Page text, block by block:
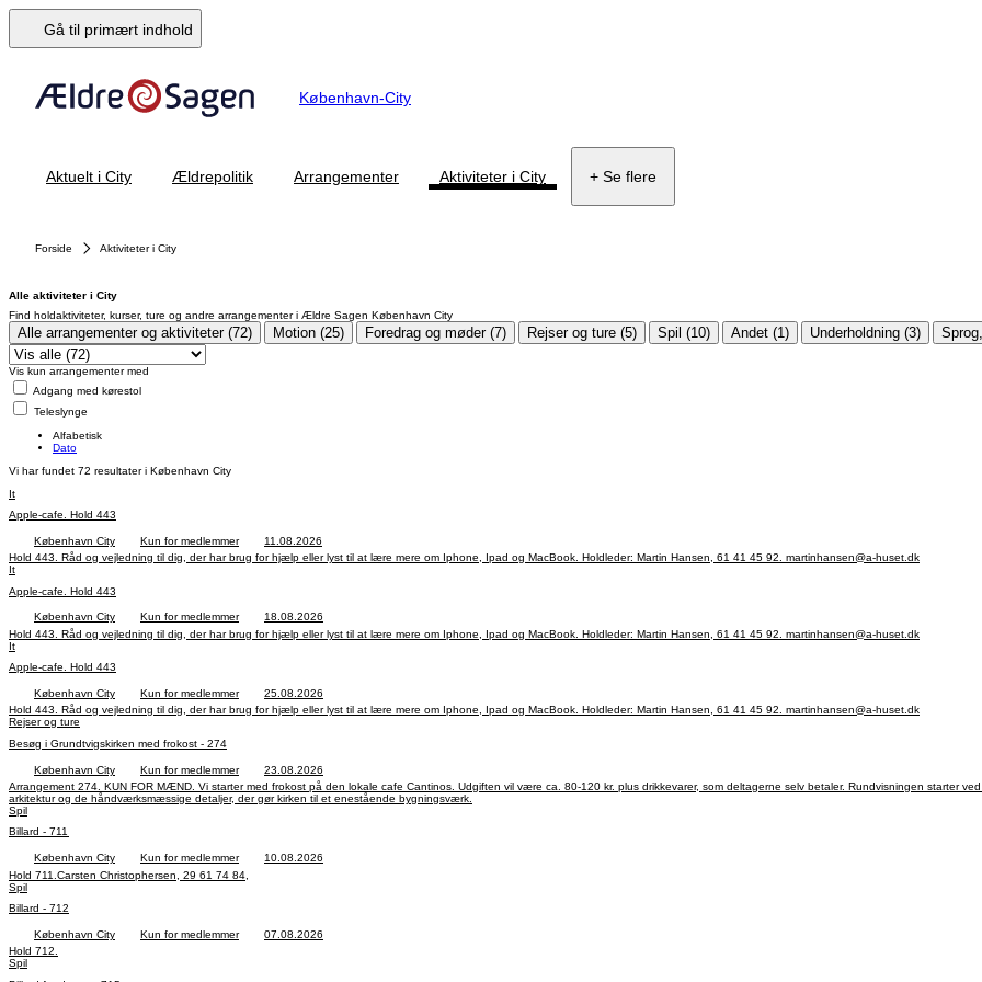
Gå til primært indhold
København-City
Aktuelt i City Ældrepolitik Arrangementer Aktiviteter i City + Se flere
Forside Aktiviteter i City
Alle aktiviteter i City
Find holdaktiviteter, kurser, ture og andre arrangementer i Ældre Sagen København City
Alle arrangementer og aktiviteter (72) Motion (25) Foredrag og møder (7) Rejser og ture (5) Spil (10) Andet (1) Underholdning (3)
Vis kun arrangementer med
Adgang med kørestol
Teleslynge
Alfabetisk
Dato
Vi har fundet 72 resultater i København City
It
Apple-cafe. Hold 443
København City Kun for medlemmer
11.08.2026
Hold 443. Råd og vejledning til dig, der har brug for hjælp eller lyst til at lære mere om Iphone, Ipad og MacBook. Holdleder: Martin Hansen, 61 41 45 92. martinhansen@a-huset.dk
It
Apple-cafe. Hold 443
København City Kun for medlemmer
18.08.2026
Hold 443. Råd og vejledning til dig, der har brug for hjælp eller lyst til at lære mere om Iphone, Ipad og MacBook. Holdleder: Martin Hansen, 61 41 45 92. martinhansen@a-huset.dk
It
Apple-cafe. Hold 443
København City Kun for medlemmer
25.08.2026
Hold 443. Råd og vejledning til dig, der har brug for hjælp eller lyst til at lære mere om Iphone, Ipad og MacBook. Holdleder: Martin Hansen, 61 41 45 92. martinhansen@a-huset.dk
Rejser og ture
Besøg i Grundtvigskirken med frokost - 274
København City Kun for medlemmer
23.08.2026
Arrangement 274. KUN FOR MÆND. Vi starter med frokost på den lokale cafe Cantinos. Udgiften vil være ca. 80-120 kr. plus drikkevarer, som deltagerne selv betaler. Rundvisningen starter ved Grundtvigskirken, på Bjerget kl.
arkitektur og de håndværksmæssige detaljer, der gør kirken til et enestående bygningsværk.
Spil
Billard - 711
København City Kun for medlemmer
10.08.2026
Hold 711.Carsten Christophersen, 29 61 74 84,
Spil
Billard - 712
København City Kun for medlemmer
07.08.2026
Hold 712.
Spil